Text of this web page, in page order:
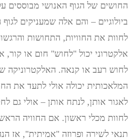
החושים של הגוף האנושי מבוססים
ביולוגיים – והם אלה שמעניקים
לחוות את החוויות, התחושות
אלקטרוני יכול "לחוש" חום או קור,
לחוש רעב או קנאה. האלקטרוניקה
המלאכותית יכולה אולי לתעד את
לאגור אותן, לנתח אותן – אולי גם
לחוות מכלי ראשון. אם החוויה
תנאי לשירה ופרוזה "אמיתית", אז